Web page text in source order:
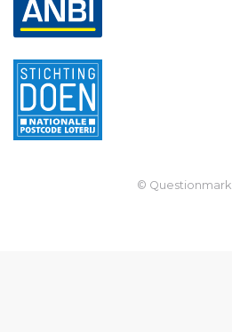
© Questionmark